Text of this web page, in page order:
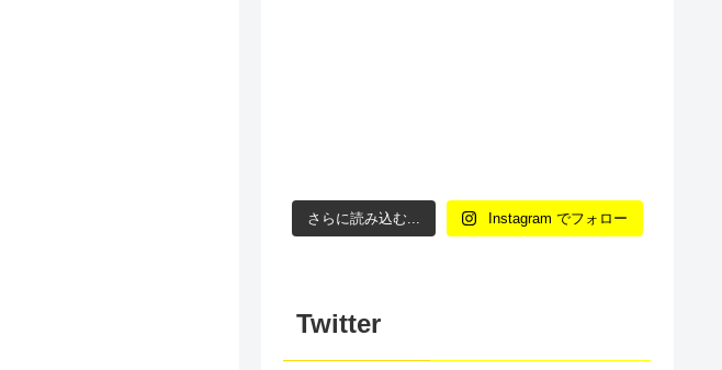
さらに読み込む... Instagram でフォロー
Twitter